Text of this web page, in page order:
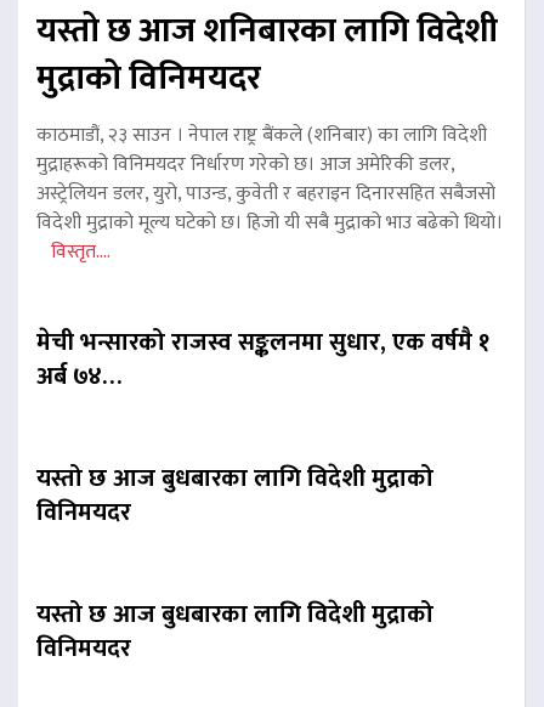
यस्तो छ आज शनिबारका लागि विदेशी
मुद्राको विनिमयदर
काठमाडौं, २३ साउन । नेपाल राष्ट्र बैंकले (शनिबार) का लागि विदेशी
मुद्राहरूको विनिमयदर निर्धारण गरेको छ। आज अमेरिकी डलर,
अस्ट्रेलियन डलर, युरो, पाउन्ड, कुवेती र बहराइन दिनारसहित सबैजसो
विदेशी मुद्राको मूल्य घटेको छ। हिजो यी सबै मुद्राको भाउ बढेको थियो।
विस्तृत....
मेची भन्सारको राजस्व सङ्कलनमा सुधार, एक वर्षमै १
अर्ब ७४…
यस्तो छ आज बुधबारका लागि विदेशी मुद्राको
विनिमयदर
यस्तो छ आज बुधबारका लागि विदेशी मुद्राको
विनिमयदर